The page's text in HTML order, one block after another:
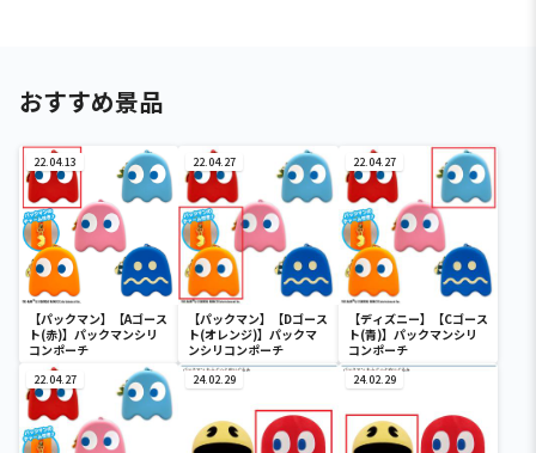
おすすめ景品
22.04.13
【パックマン】【Aゴース
ト(赤)】パックマンシリ
コンポーチ
22.04.27
【パックマン】【Dゴース
ト(オレンジ)】パックマ
ンシリコンポーチ
22.04.27
【ディズニー】【Cゴース
ト(青)】パックマンシリ
コンポーチ
22.04.27 24.02.29 24.02.29